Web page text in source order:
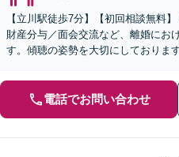
【立川駅徒歩7分】【初回相談無料
財産分与／面会交流など、離婚にお
す。傾聴の姿勢を大切にしておりま
電話でお問い合わせ